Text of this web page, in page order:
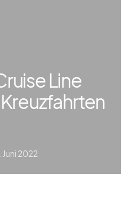
Line
Juni 2022